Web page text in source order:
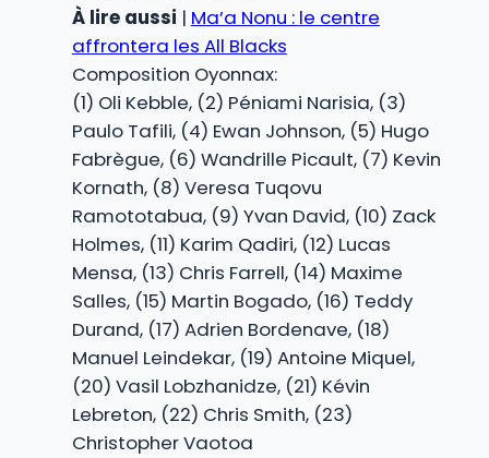
À lire aussi | Ma’a Nonu : le centre
affrontera les All Blacks
Composition Oyonnax:
(1) Oli Kebble, (2) Péniami Narisia, (3)
Paulo Tafili, (4) Ewan Johnson, (5) Hugo
Fabrègue, (6) Wandrille Picault, (7) Kevin
Kornath, (8) Veresa Tuqovu
Ramototabua, (9) Yvan David, (10) Zack
Holmes, (11) Karim Qadiri, (12) Lucas
Mensa, (13) Chris Farrell, (14) Maxime
Salles, (15) Martin Bogado, (16) Teddy
Durand, (17) Adrien Bordenave, (18)
Manuel Leindekar, (19) Antoine Miquel,
(20) Vasil Lobzhanidze, (21) Kévin
Lebreton, (22) Chris Smith, (23)
Christopher Vaotoa